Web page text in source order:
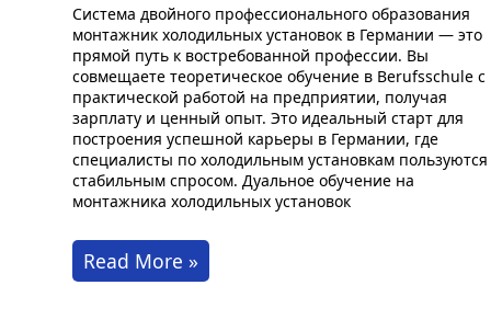
Система двойного профессионального образования
монтажник холодильных установок в Германии — это
прямой путь к востребованной профессии. Вы
совмещаете теоретическое обучение в Berufsschule с
практической работой на предприятии, получая
зарплату и ценный опыт. Это идеальный старт для
построения успешной карьеры в Германии, где
специалисты по холодильным установкам пользуются
стабильным спросом. Дуальное обучение на
монтажника холодильных установок
Двойное
профессиональное
Read More »